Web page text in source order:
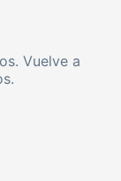
Vuelve a